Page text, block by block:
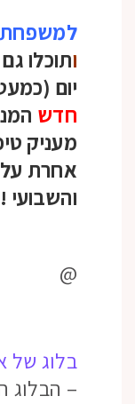
למשפחת
ותוכלו
יום
חדש
מעניק
אחרת על
והשבועי !
@
בלוג של
– הבלוג